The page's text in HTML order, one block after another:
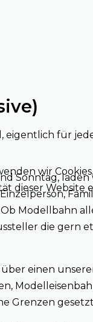
eigentlich für
Sonntag, laden
Modellbahn
die gern
einen
Grenzen
wir
dieser Website